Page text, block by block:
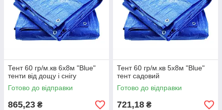
Тент 60 гр/м.кв 6x8м "Blue"
тенти від дощу і снігу
Готово до відправки
865,23 ₴
Тент 60 гр/м.кв 5х8м "Blue"
тент садовий
Готово до відправки
721,18 ₴